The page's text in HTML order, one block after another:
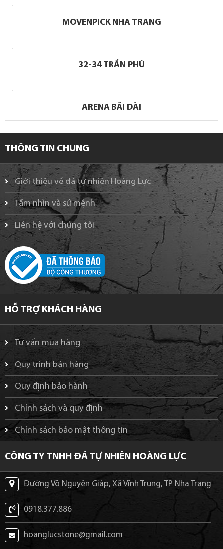
MOVENPICK NHA TRANG
32-34 TRẦN PHÚ
ARENA BÃI DÀI
THÔNG TIN CHUNG
Giới thiệu về đá tự nhiên Hoàng Lực
Tầm nhìn và sứ mệnh
Liên hệ với chúng tôi
HỖ TRỢ KHÁCH HÀNG
Tư vấn mua hàng
Quy trình bán hàng
Quy định bảo hành
Chính sách và quy định
Chính sách bảo mật thông tin
CÔNG TY TNHH ĐÁ TỰ NHIÊN HOÀNG LỰC
Đường Võ Nguyên Giáp, Xã Vĩnh Trung, TP Nha Trang
0918.377.886
hoanglucstone@gmail.com